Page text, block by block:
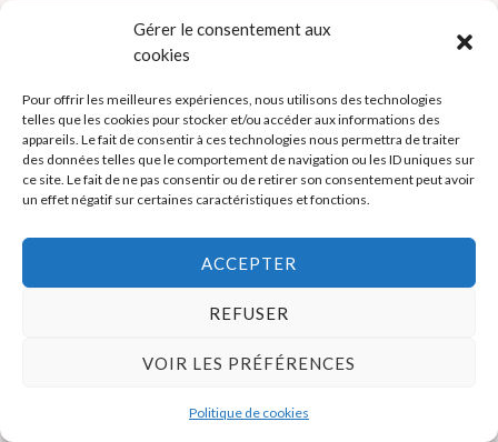
Gérer le consentement aux
cookies
Pour offrir les meilleures expériences, nous utilisons des technologies
telles que les cookies pour stocker et/ou accéder aux informations des
appareils. Le fait de consentir à ces technologies nous permettra de traiter
des données telles que le comportement de navigation ou les ID uniques sur
ce site. Le fait de ne pas consentir ou de retirer son consentement peut avoir
un effet négatif sur certaines caractéristiques et fonctions.
ACCEPTER
REFUSER
VOIR LES PRÉFÉRENCES
Politique de cookies
Politique de cookies (UE)
Mentions légales
Copyright © 2026 La Boutique des Formateurs - Outils et Supports
pour formateurs